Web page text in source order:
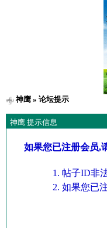
神鹰» 论坛提示
神鹰 提示信息
如果您已注册会员,
帖子ID非
如果您已